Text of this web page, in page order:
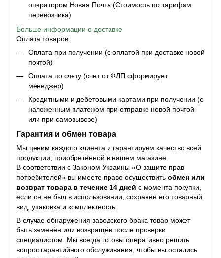
оператором Новая Почта (Стоимость по тарифам
перевозчика)
Больше информации о доставке
Оплата товаров:
Оплата при получении (с оплатой при доставке новой
почтой)
Оплата по счету (счет от ФЛП сформирует
менеджер)
Кредитными и дебетовыми картами при получении (с
наложенным платежом при отправке новой почтой
или при самовывозе)
Гарантия и обмен товара
Мы ценим каждого клиента и гарантируем качество всей
продукции, приобретённой в нашем магазине.
В соответствии с Законом Украины «О защите прав
потребителей» вы имеете право осуществить обмен или
возврат товара в течение 14 дней с момента покупки,
если он не был в использовании, сохранён его товарный
вид, упаковка и комплектность.
В случае обнаружения заводского брака товар может
быть заменён или возвращён после проверки
специалистом. Мы всегда готовы оперативно решить
вопрос гарантийного обслуживания, чтобы вы остались